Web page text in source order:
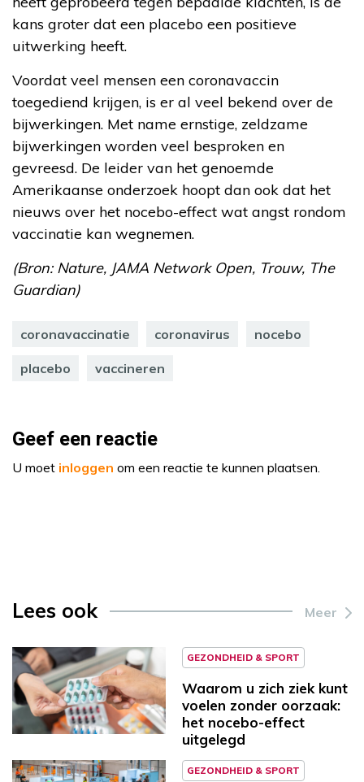
kans groter dat een placebo een positieve
uitwerking heeft.
Voordat veel mensen een coronavaccin
toegediend krijgen, is er al veel bekend over de
bijwerkingen. Met name ernstige, zeldzame
bijwerkingen worden veel besproken en
gevreesd. De leider van het genoemde
Amerikaanse onderzoek hoopt dan ook dat het
nieuws over het nocebo-effect wat angst rondom
vaccinatie kan wegnemen.
(Bron: Nature, JAMA Network Open, Trouw, The
Guardian)
coronavaccinatie coronavirus nocebo
placebo vaccineren
Geef een reactie
U moet inloggen om een reactie te kunnen plaatsen.
Lees ook Meer
GEZONDHEID & SPORT
Waarom u zich ziek kunt
voelen zonder oorzaak:
het nocebo-effect
uitgelegd
GEZONDHEID & SPORT